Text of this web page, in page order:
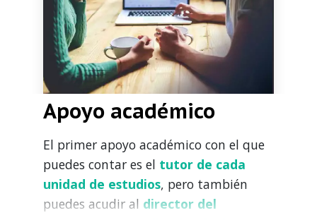
asesores con tu director antes de cada
proceso ya que, si bien el modelo es
flexible,
existe una ruta sugerida
para lograr el mejor desarrollo de
las competencias
Apoyo académico
El primer apoyo académico con el que
puedes contar es el tutor de cada
unidad de estudios, pero también
puedes acudir al director del